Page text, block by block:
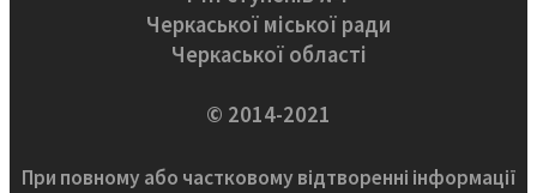
Черкаської міської ради
Черкаської області
© 2014-2021
При повному або частковому відтворенні інформації